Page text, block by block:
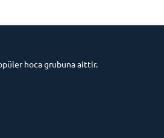
hoca grubuna aittir.